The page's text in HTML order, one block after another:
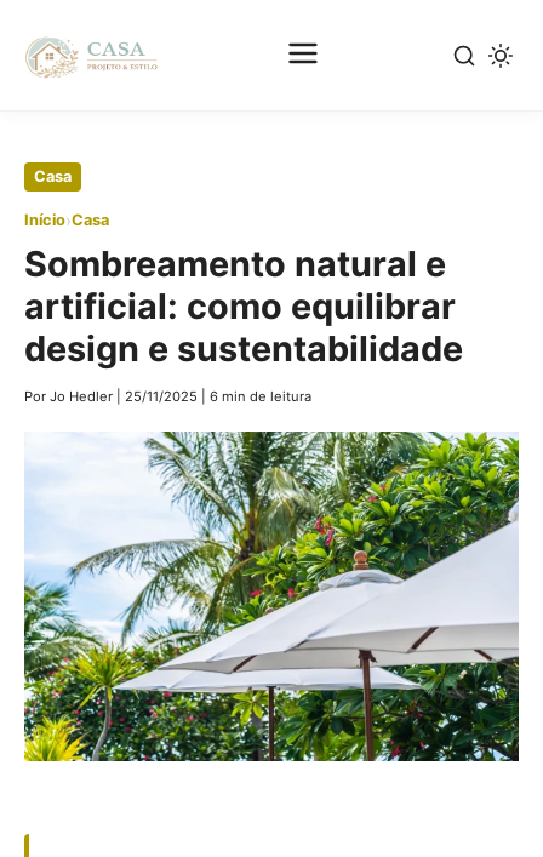
Pular
conteúdo
principal
Casa
Início›Casa
Sombreamento natural e
artificial: como equilibrar
design e sustentabilidade
Por Jo Hedler 25/11/2025 6 min de leitura